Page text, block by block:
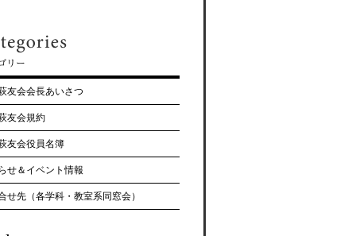
友会会長あいさつ
友会規約
友会役員名簿
せ＆イベント情報
せ先（各学科・教室系同窓会）